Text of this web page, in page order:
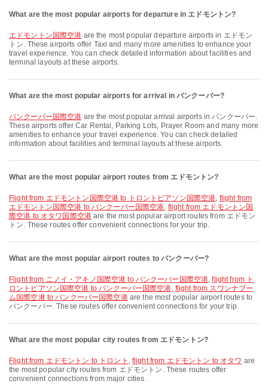
What are the most popular airports for departure in エドモントン?
エドモントン国際空港 are the most popular departure airports in エドモン
トン. These airports offer Taxi and many more amenities to enhance your
travel experience. You can check detailed information about facilities and
terminal layouts at these airports.
What are the most popular airports for arrival in バンクーバー?
バンクーバー国際空港 are the most popular arrival airports in バンクーバー.
These airports offer Car Rental, Parking Lots, Prayer Room and many more
amenities to enhance your travel experience. You can check detailed
information about facilities and terminal layouts at these airports.
What are the most popular airport routes from エドモントン?
flight from エドモントン国際空港 to トロントピアソン国際空港, flight from
エドモントン国際空港 to バンクーバー国際空港, flight from エドモントン国
際空港 to オタワ国際空港are the most popular airport routes from エドモン
トン. These routes offer convenient connections for your trip.
What are the most popular airport routes to バンクーバー?
flight from ニノイ・アキノ国際空港 to バンクーバー国際空港,flight from ト
ロントピアソン国際空港 to バンクーバー国際空港, flight from スワンナプー
ム国際空港 to バンクーバー国際空港are the most popular airport routes to
バンクーバー. These routes offer convenient connections for your trip.
What are the most popular city routes from エドモントン?
flight from エドモントン to トロント , flight from エドモントン to オタワ are
the most popular city routes from エドモントン. These routes offer
convenient connections from major cities.